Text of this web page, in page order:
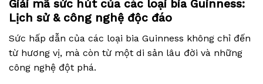
Giải mã sức hút của các loại bia Guinness:
Lịch sử & công nghệ độc đáo
Sức hấp dẫn của các loại bia Guinness không chỉ đến
từ hương vị, mà còn từ một di sản lâu đời và những
công nghệ đột phá.